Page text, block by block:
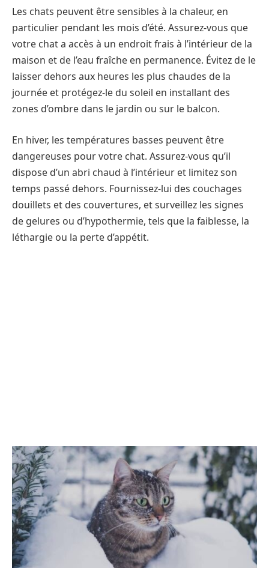
Les chats peuvent être sensibles à la chaleur, en
particulier pendant les mois d’été. Assurez-vous que
votre chat a accès à un endroit frais à l’intérieur de la
maison et de l’eau fraîche en permanence. Évitez de le
laisser dehors aux heures les plus chaudes de la
journée et protégez-le du soleil en installant des
zones d’ombre dans le jardin ou sur le balcon.
En hiver, les températures basses peuvent être
dangereuses pour votre chat. Assurez-vous qu’il
dispose d’un abri chaud à l’intérieur et limitez son
temps passé dehors. Fournissez-lui des couchages
douillets et des couvertures, et surveillez les signes
de gelures ou d’hypothermie, tels que la faiblesse, la
léthargie ou la perte d’appétit.